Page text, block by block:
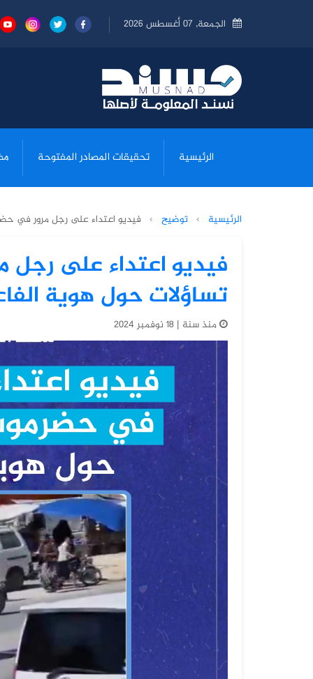
الجمعة, 07 أغسطس 2026
الرئيسية تحقيقات المصادر المفتوحة
الرئيسية › توضيح › فيديو اعتداء على رجل مرور في
فيديو اعتداء على
تساؤلات حول هوية
منذ سنة | 18 نوفمبر 2024